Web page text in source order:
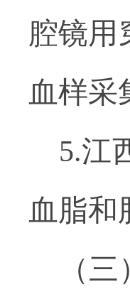
腔镜用
血样采
5.江
血脂和
（